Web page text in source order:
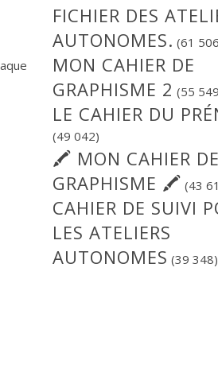
FICHIER DES
AUTONOMES. (61
MON CAHIER DE
GRAPHISME 2 (55
LE CAHIER DU
(49 042)
🖍 MON CAHIER DE
GRAPHISME 🖍 (43
CAHIER DE SUIVI
LES ATELIERS
AUTONOMES (39 348)